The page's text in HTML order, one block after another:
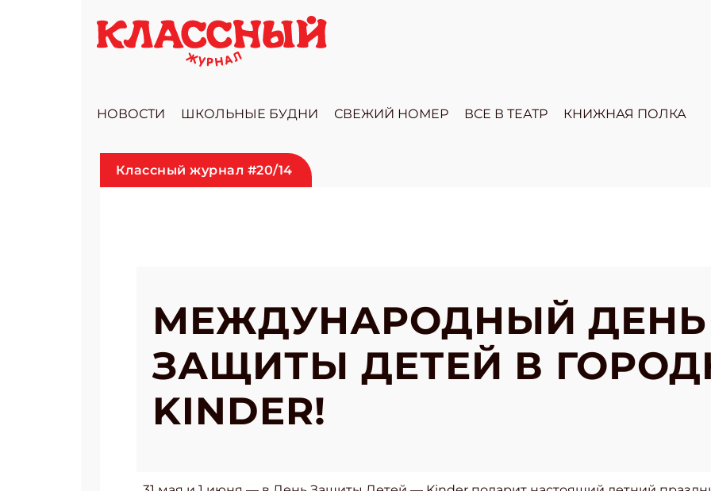
НОВОСТИ ШКОЛЬНЫЕ БУДНИ СВЕЖИЙ НОМЕР ВСЕ В ТЕАТР КНИЖНАЯ ПОЛКА
Классный журнал #20/14
МЕЖДУНАРОДНЫЙ ДЕНЬ
ЗАЩИТЫ ДЕТЕЙ В
KINDER!